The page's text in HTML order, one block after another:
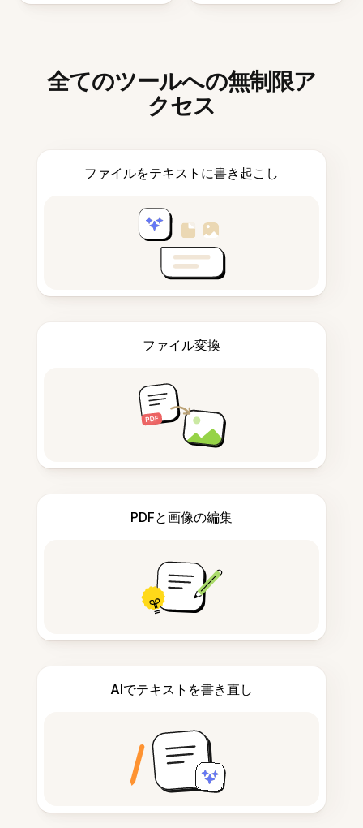
全てのツールへの無制限ア
クセス
ファイルをテキストに書き起こし
ファイル変換
PDFと画像の編集
AIでテキストを書き直し